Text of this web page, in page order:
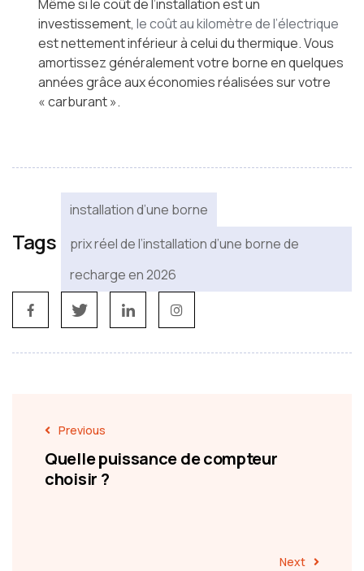
Même si le coût de l’installation est un
investissement, le coût au kilomètre de l’électrique
est nettement inférieur à celui du thermique. Vous
amortissez généralement votre borne en quelques
années grâce aux économies réalisées sur votre
« carburant ».
Tags
installation d’une borne
prix réel de l’installation d’une borne de
recharge en 2026
Previous
Quelle puissance de compteur
choisir ?
Next